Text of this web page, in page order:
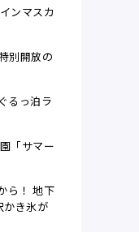
ンマスカ
別開放の
るっ泊ラ
「サマー
ら！ 地下
かき氷が